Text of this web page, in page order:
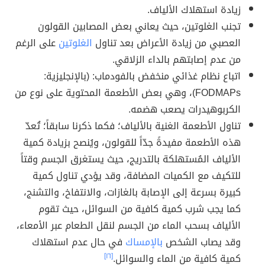
زيادة استهلاك الألياف.
تجنب الغلوتين، حيث يعاني بعض المصابين القولون
العصبي من زيادة الأعراض بعد تناول الغلوتينعلى الرغم
من عدم إصابتهم بالداء الزلاقي.
اتباع نظام غذائي منخفض بالفودماب: (بالإنجليزية:
FODMAPs)، وهي بعض الأطعمة المحتوية على نوع من
الكربوهيدرات يصعب هضمه.
تناول الأطعمة الغنية بالألياف؛ فكما ذكرنا سابقاً؛ تُعدّ
هذه الأطعمة مفيدةً جدّاً للقولون، ويُنصح بزيادة كمية
الألياف المُستهلكة بالتدريج، حيث يستغرق الجسم وقتاً
للتكيف مع الكميات المضافة، وقد يؤدي تناول كمية
كبيرة بسرعة إلى الإصابة بالغازات، والانتفاخ، والتشنج،
كما يجب شرب كمية كافية من السوائل، حيث تقوم
الألياف بسحب الماء من الجسم لنقل الطعام عبر الأمعاء،
وقد يصاب الشخص بالإمساك في حال عدم استهلاك
كمية كافية من الماء والسوائل.[١٦]